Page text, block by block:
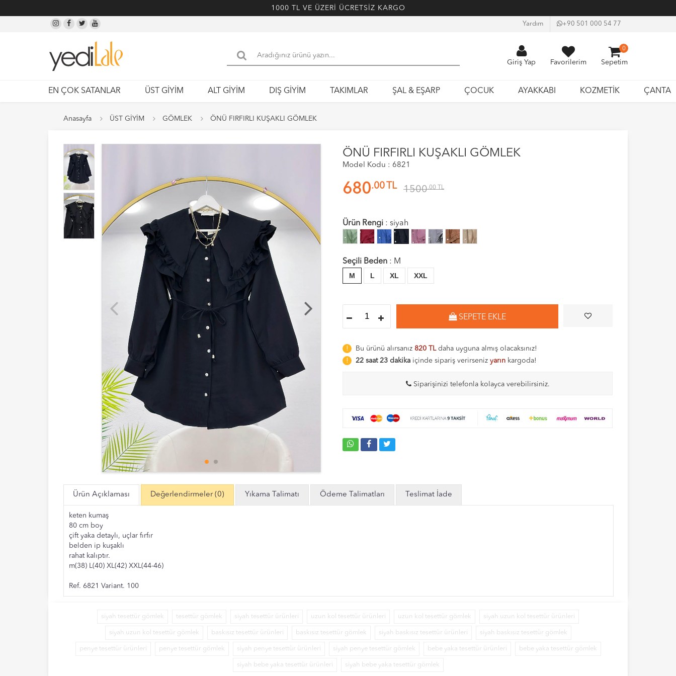
1000 TL VE ÜZERİ ÜCRETSİZ KARGO
Yardım +90 501 000 54 77
Giriş Yap Favorilerim Sepetim
0
EN ÇOK SATANLAR ÜST GİYİM ALT GİYİM DIŞ GİYİM TAKIMLAR ŞAL & EŞARP ÇOCUK AYAKKABI KOZMETİK ÇANTA
Anasayfa ÜST GİYİM GÖMLEK ÖNÜ FIRFIRLI KUŞAKLI GÖMLEK
ÖNÜ FIRFIRLI KUŞAKLI GÖMLEK
Model Kodu : 6821
680.00 TL 1500.00 TL
Ürün Rengi : siyah
Seçili Beden : M
M
L XL XXL
SEPETE EKLE
Bu ürünü alırsanız 820 TLdaha uyguna almış olacaksınız!
22 saat 23 dakika içinde sipariş verirseniz yarın kargoda!
Siparişinizi telefonla kolayca verebilirsiniz.
Ürün Açıklaması Değerlendirmeler (0) Yıkama Talimatı Ödeme Talimatları Teslimat İade
keten kumaş
80 cm boy
çift yaka detaylı, uçlar fırfır
belden ip kuşaklı
rahat kalıptır.
m(38) L(40) XL(42) XXL(44-46)
Ref. 6821 Variant. 100
siyah tesettür gömlek tesettür gömlek siyah tesettür ürünleri uzun kol tesettür ürünleri uzun kol tesettür gömlek siyah uzun kol tesettür ürünleri
siyah uzun kol tesettür gömlek baskısız tesettür ürünleri baskısız tesettür gömlek siyah baskısız tesettür ürünleri siyah baskısız tesettür gömlek
penye tesettür ürünleri penye tesettür gömlek siyah penye tesettür ürünleri siyah penye tesettür gömlek bebe yaka tesettür ürünleri bebe yaka tesettür gömlek
siyah bebe yaka tesettür ürünleri siyah bebe yaka tesettür gömlek